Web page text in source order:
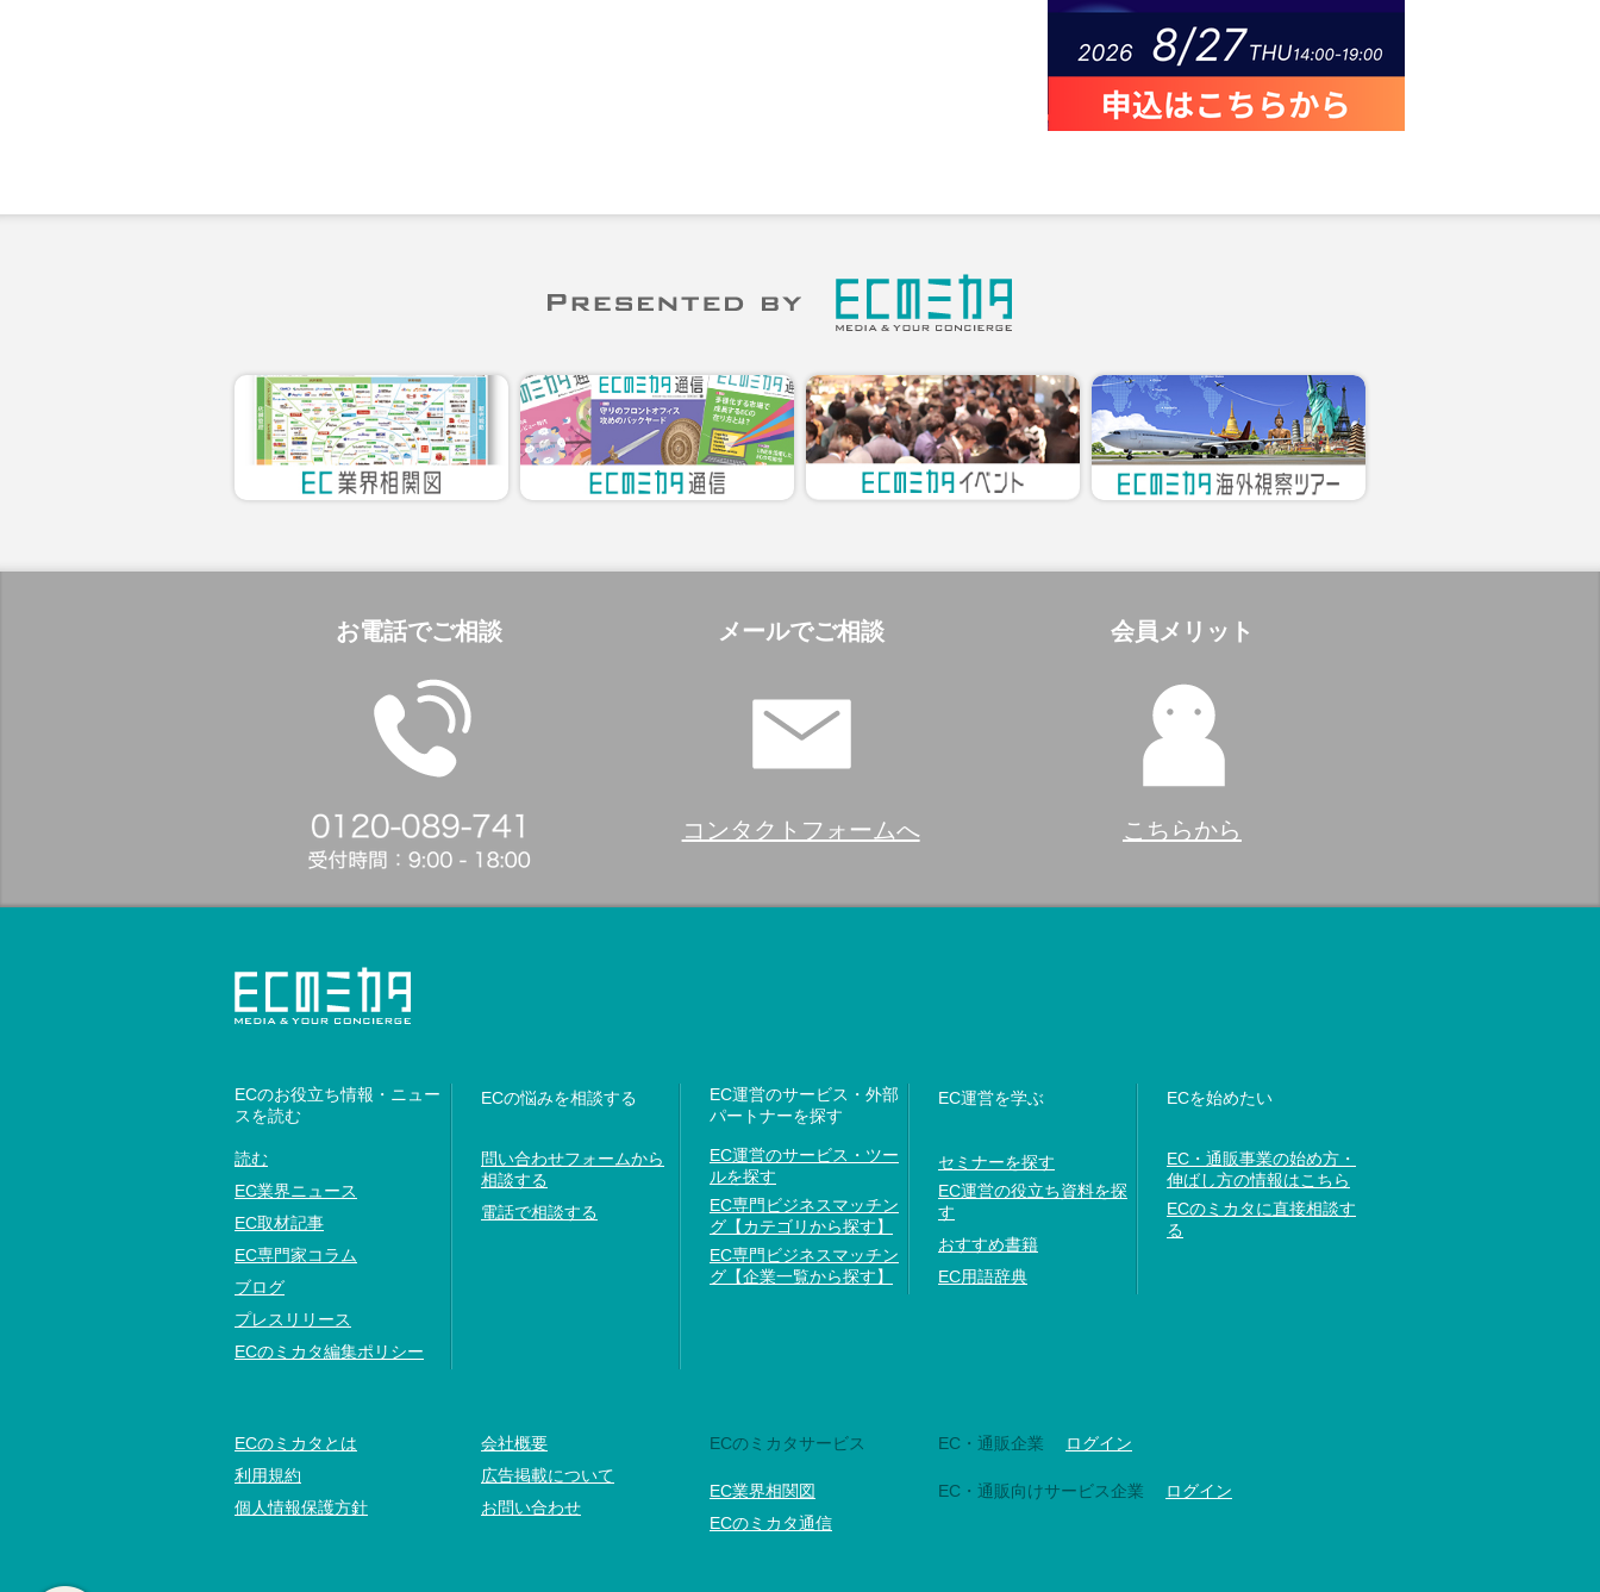
お電話でご相談 メールでご相談
コンタクトフォームへ
会員メリット
こちらから
ECのお役立ち情報・ニュー
スを読む
読む
EC業界ニュース
EC取材記事
EC専門家コラム
ブログ
プレスリリース
ECのミカタ編集ポリシー
ECの悩みを相談する
問い合わせフォームから
相談する
電話で相談する
EC運営のサービス・外部
パートナーを探す
EC運営のサービス・ツー
ルを探す
EC専門ビジネスマッチン
グ【カテゴリから探す】
EC専門ビジネスマッチン
グ【企業一覧から探す】
EC運営を学ぶ
セミナーを探す
EC運営の役立ち資料を探
す
おすすめ書籍
EC用語辞典
ECを始めたい
EC・通販事業の始め方・
伸ばし方の情報はこちら
ECのミカタに直接相談す
る
ECのミカタとは
利用規約
個人情報保護方針
会社概要
広告掲載について
お問い合わせ
ECのミカタサービス
EC業界相関図
ECのミカタ通信
EC・通販企業 ログイン
EC・通販向けサービス企業 ログイン